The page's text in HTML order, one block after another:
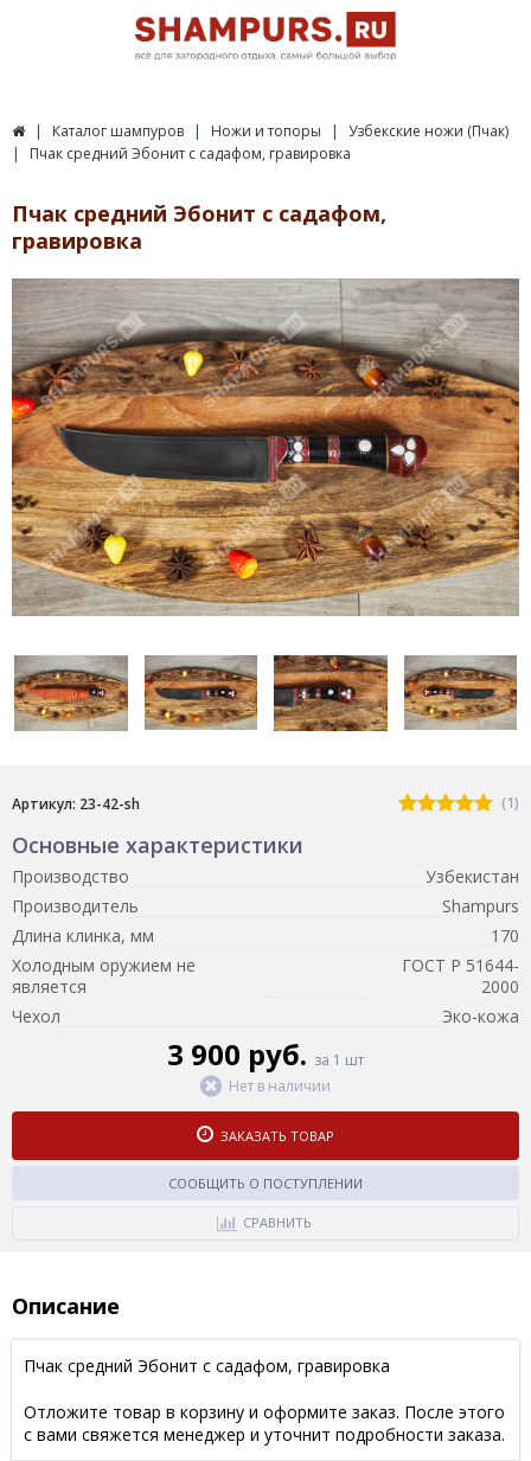
Каталог шампуров Ножи и топоры
Узбекские ножи (Пчак)
Пчак средний Эбонит с садафом, гравировка
Пчак средний Эбонит с садафом,
гравировка
Артикул: 23-42-sh (1)
Основные характеристики
Производство
Узбекистан
Производитель
Shampurs
Длина клинка, мм
170
Холодным оружием не
является
ГОСТ Р 51644-
2000
Чехол
Эко-кожа
3 900 руб. за 1 шт
Нет в наличии
ЗАКАЗАТЬ ТОВАР
СООБЩИТЬ О ПОСТУПЛЕНИИ
СРАВНИТЬ
Описание
Пчак средний Эбонит с садафом, гравировка
Отложите товар в корзину и оформите заказ. После этого
с вами свяжется менеджер и уточнит подробности заказа.